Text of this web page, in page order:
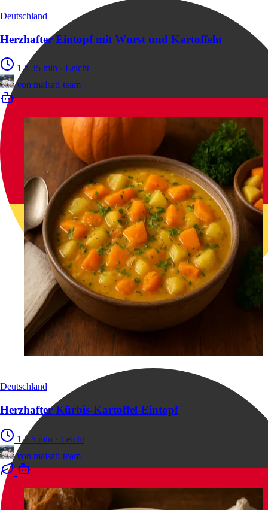
Deutschland
Herzhafter Eintopf mit Wurst und Kartoffeln
1 h 35 min · Leicht
von malsati-team
Deutschland
Herzhafter Kürbis-Kartoffel-Eintopf
1 h 5 min · Leicht
von malsati-team